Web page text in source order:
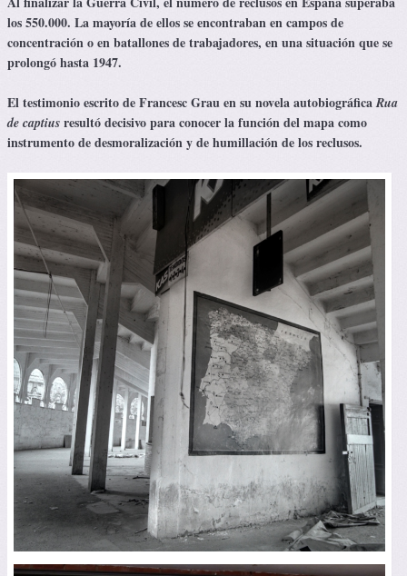
los 550.000. La mayoría de ellos se encontraban en campos de
concentración o en batallones de trabajadores, en una situación que se
prolongó hasta 1947.
El testimonio escrito de Francesc Grau en su novela autobiográficaRua
de captius resultó decisivo para conocer la función del mapacomo
instrumento de desmoralización y de humillación de los reclusos.